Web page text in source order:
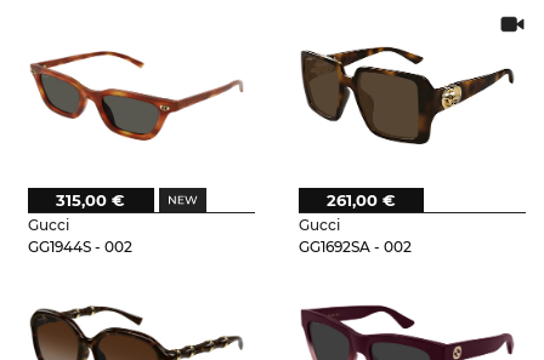
Gucci
GG1944S - 002
315,00 €
Gucci
GG1692SA - 002
261,00 €